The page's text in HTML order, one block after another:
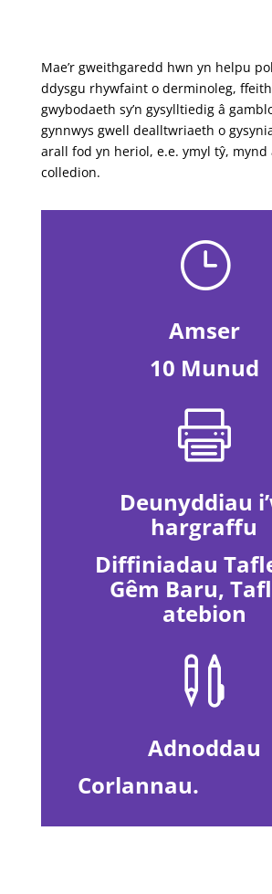
Mae’r gweithgaredd hwn yn helpu
ddysgu rhywfaint o derminoleg,
gwybodaeth sy’n gysylltiedig â
gynnwys gwell dealltwriaeth o
arall fod yn heriol, e.e. ymyl tŷ, mynd
colledion.
}
Amser
10 Munud

Deunyddiau
hargraffu
Diffiniadau
Gêm Baru,
atebion

Adnoddau
Corlannau.